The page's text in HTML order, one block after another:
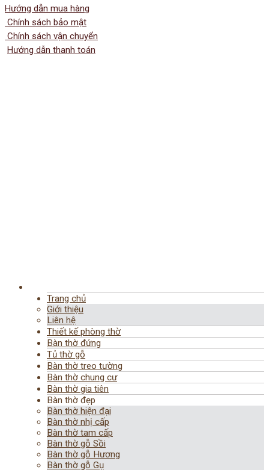
Hướng dẫn mua hàng
Chính sách bảo mật
Chính sách vận chuyển
Hướng dẫn thanh toán
Trang chủ
Giới thiệu
Liên hệ
Thiết kế phòng thờ
Bàn thờ đứng
Tủ thờ gỗ
Bàn thờ treo tường
Bàn thờ chung cư
Bàn thờ gia tiên
Bàn thờ đẹp
Bàn thờ hiện đại
Bàn thờ nhị cấp
Bàn thờ tam cấp
Bàn thờ gỗ Sồi
Bàn thờ gỗ Hương
Bàn thờ gỗ Gụ